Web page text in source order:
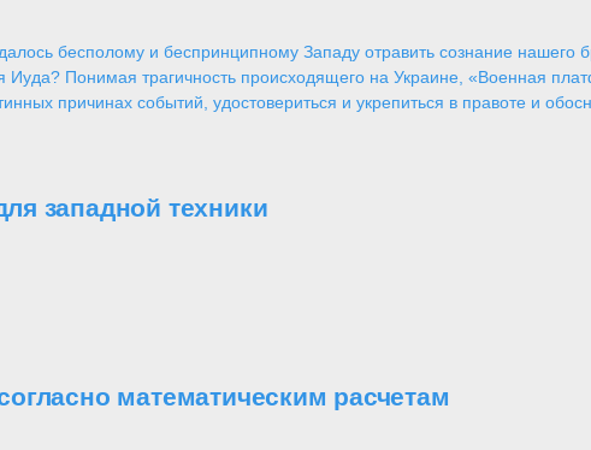
бесполому и беспринципному Западу отравить сознание нашего
Понимая трагичность происходящего на Украине, «Военная
причинах событий, удостовериться и укрепиться в правоте и
западной техники
математическим расчетам